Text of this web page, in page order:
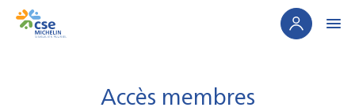
Accès membres
Panneau de gestion des cookies